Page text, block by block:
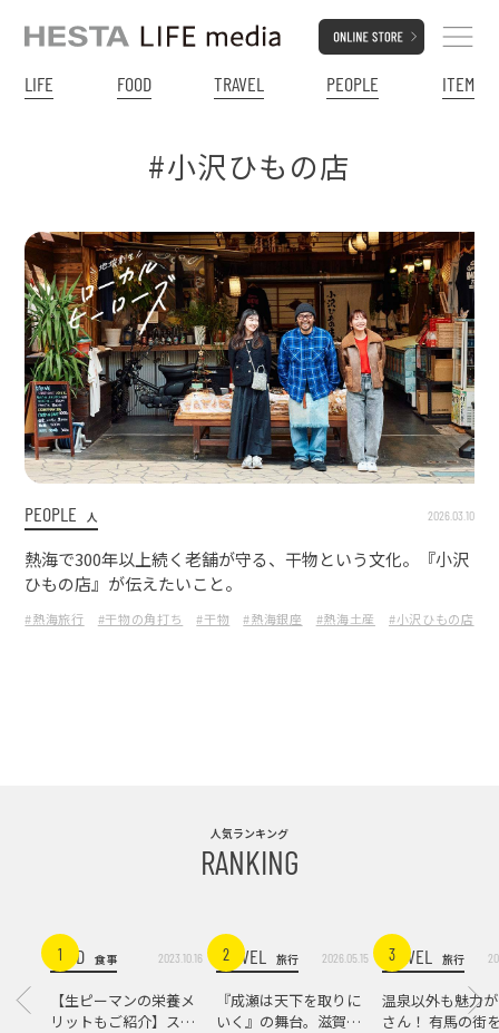
LIFE FOOD TRAVEL PEOPLE ITEM
#小沢ひもの店
PEOPLE 人 2026.03.10
熱海で300年以上続く老舗が守る、干物という文化。『小沢
ひもの店』が伝えたいこと。
#熱海旅行 #干物の角打ち #干物 #熱海銀座 #熱海土産 #小沢ひもの店
人気ランキング
RANKING
1FOOD 食事 2023.10.16
【生ピーマンの栄養メ
リットもご紹介】スパ
2
TRAVEL 旅行 2026.05.15
『成瀬は天下を取りに
いく』の舞台。滋賀県
3
TRAVEL 旅行
温泉以外も魅力
さん！ 有馬の街